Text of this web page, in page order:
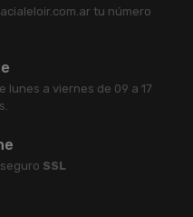
tu número
lunes a viernes de 09 a 17
SSL